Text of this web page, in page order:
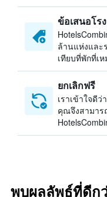
ข้อเสนอโร
ล้านแห่งและ
เทียบที่พักที่เ
ยกเลิกฟรี
เราเข้าใจดี
คุณจึงสามาร
พบผลลัพธ์ที่ดีก